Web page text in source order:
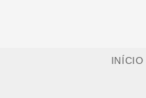
INÍCIO